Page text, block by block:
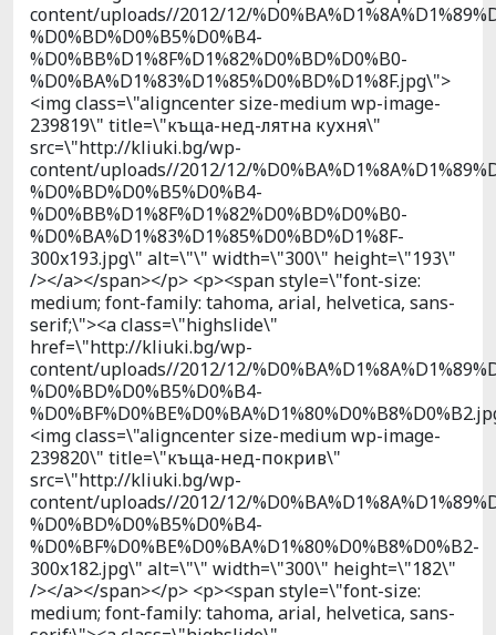
content/uploads//2012/12/
%D0%BD%D0%B5%D0%B4-
%D0%BB%D1%8F%D1%82%D0%BD%D0%B0-
%D0%BA%D1%83%D1%85%D0%BD%D1%8F.jpg\">
<img class=\"aligncenter size-medium wp-image-
239819\" title=\"къща-нед-лятна кухня\"
src=\"http://kliuki.bg/wp-
content/uploads//2012/12/
%D0%BD%D0%B5%D0%B4-
%D0%BB%D1%8F%D1%82%D0%BD%D0%B0-
%D0%BA%D1%83%D1%85%D0%BD%D1%8F-
300x193.jpg\" alt=\"\" width=\"300\" height=\"193\"
/></a></span></p> <p><span style=\"font-size:
medium; font-family: tahoma, arial, helvetica, sans-
serif;\"><a class=\"highslide\"
href=\"http://kliuki.bg/wp-
content/uploads//2012/12/
%D0%BD%D0%B5%D0%B4-
<img class=\"aligncenter size-medium wp-image-
239820\" title=\"къща-нед-покрив\"
src=\"http://kliuki.bg/wp-
content/uploads//2012/12/
%D0%BD%D0%B5%D0%B4-
%D0%BF%D0%BE%D0%BA%D1%80%D0%B8%D0%B2-
300x182.jpg\" alt=\"\" width=\"300\" height=\"182\"
/></a></span></p> <p><span style=\"font-size:
medium; font-family: tahoma, arial, helvetica, sans-